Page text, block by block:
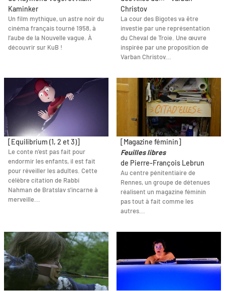
Kaminker
Un film mythique, un astre noir du
cinéma français tourné 1958, à
l’aube de la Nouvelle vague. À
découvrir sur KuB !
Christov
La cour des Bigotes va être
investie par une représentation
du Cheval de Troie. Une œuvre
inspirée par une proposition de
Varban Christov...
[Equilibrium (1, 2 et 3)]
Le conte n'est pas fait pour
endormir les enfants, il est fait
pour réveiller les adultes. Cette
célèbre citation de Rabbi
Nahman de Bratslav s'incarne à
merveille...
[Magazine féminin]
Feuilles libres
de Pierre-François Lebrun
Au centre pénitentiaire de
Rennes, un groupe de détenues
réalisent un magazine féminin
pas tout à fait comme les
autres...